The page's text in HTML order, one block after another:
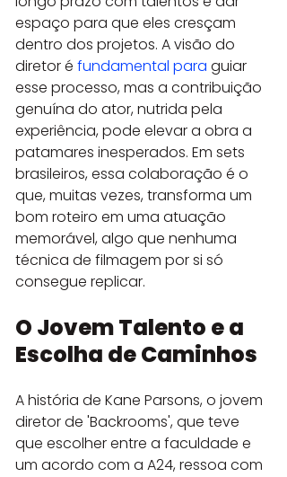
espaço para que eles cresçam
dentro dos projetos. A visão do
diretor é fundamental para guiar
esse processo, mas a contribuição
genuína do ator, nutrida pela
experiência, pode elevar a obra a
patamares inesperados. Em sets
brasileiros, essa colaboração é o
que, muitas vezes, transforma um
bom roteiro em uma atuação
memorável, algo que nenhuma
técnica de filmagem por si só
consegue replicar.
O Jovem Talento e a
Escolha de Caminhos
A história de Kane Parsons, o jovem
diretor de 'Backrooms', que teve
que escolher entre a faculdade e
um acordo com a A24, ressoa com